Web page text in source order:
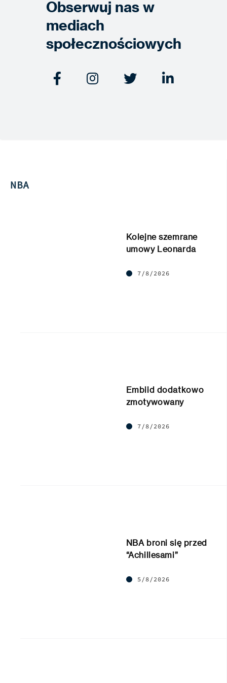
Obserwuj nas w
mediach
społecznościowych
   
NBA
Kolejne szemrane
umowy Leonarda
7/8/2026
Embiid dodatkowo
zmotywowany
7/8/2026
NBA broni się przed
“Achillesami”
5/8/2026